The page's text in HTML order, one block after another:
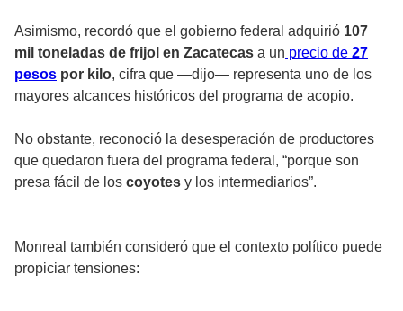
Asimismo, recordó que el gobierno federal adquirió 107
mil toneladas de frijol en Zacatecas a un precio de 27
pesos por kilo, cifra que —dijo— representa uno de los
mayores alcances históricos del programa de acopio.
No obstante, reconoció la desesperación de productores
que quedaron fuera del programa federal, “porque son
presa fácil de los coyotes y los intermediarios”.
Monreal también consideró que el contexto político puede
propiciar tensiones: